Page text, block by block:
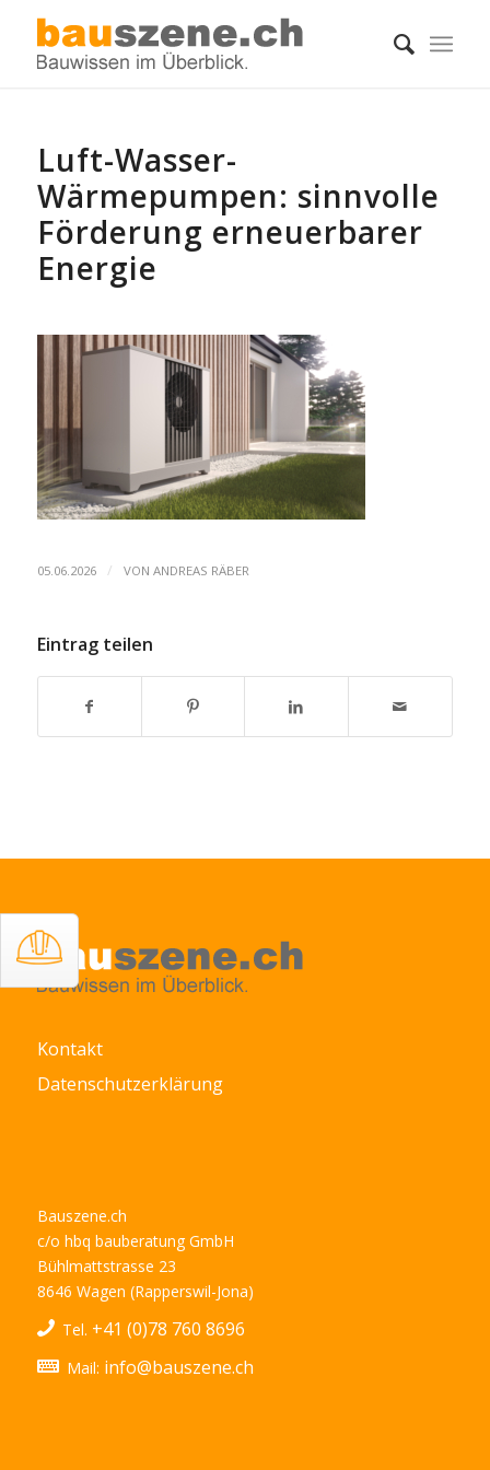
Luft-Wasser-
Wärmepumpen: sinnvolle
Förderung erneuerbarer
Energie
05.06.2026 / VON ANDREAS RÄBER
Eintrag teilen
Kontakt
Datenschutzerklärung
Bauszene.ch
c/o hbq bauberatung GmbH
Bühlmattstrasse 23
8646 Wagen (Rapperswil-Jona)
Tel. +41 (0)78 760 8696
Mail: info@bauszene.ch